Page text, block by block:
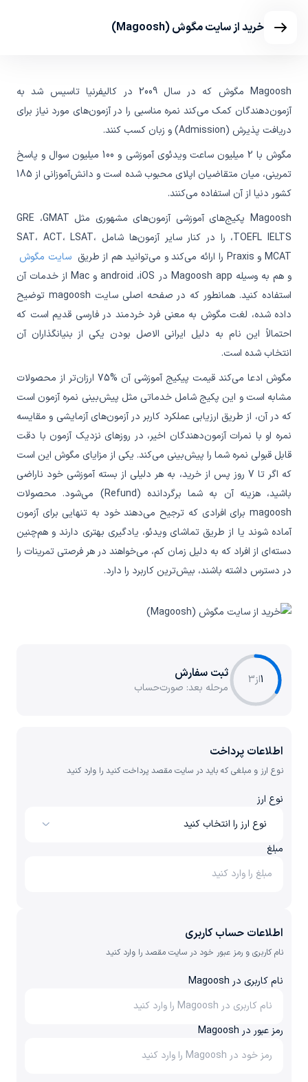
خرید از سایت مگوش (Magoosh)
Magoosh مگوش که در سال 2009 در کالیفرنیا تاسیس شد به
آزمون‌دهندگان کمک می‌کند نمره مناسبی را در آزمون‌های مورد نیاز برای
دریافت پذیرش (Admission) و زبان کسب کنند.
مگوش با 2 میلیون ساعت ویدئوی آموزشی و 100 میلیون سوال و پاسخ
تمرینی، میان متقاضیان اپلای محبوب شده است و دانش‌آموزانی از 185
کشور دنیا از آن استفاده می‌کنند.
Magoosh پکیج‌های آموزشی آزمون‌های مشهوری مثل GRE ،GMAT
،TOEFL IELTS را در کنار سایر آزمون‌ها شامل SAT، ACT، LSAT،
MCAT و Praxis را ارائه می‌کند و می‌توانید هم از طریق
سایت مگوش
و هم به وسیله Magoosh app در android ،iOS و Mac از خدمات آن
استفاده کنید. همانطور که در صفحه اصلی سایت magoosh توضیح
داده شده، لغت مگوش به معنی فرد خردمند در فارسی قدیم است که
احتمالاً این نام به دلیل ایرانی الاصل بودن یکی از بنیانگذاران آن
انتخاب شده است.
مگوش ادعا می‌کند قیمت پیکیج آموزشی آن %75 ارزان‌تر از محصولات
مشابه است و این پکیج شامل خدماتی مثل پیش‌بینی نمره آزمون است
که در آن، از طریق ارزیابی عملکرد کاربر در آزمون‌های آزمایشی و مقایسه
نمره او با نمرات آزمون‌دهندگان اخیر، در روزهای نزدیک آزمون با دقت
قابل قبولی نمره شما را پیش‌بینی می‌کند. یکی از مزایای مگوش این است
که اگر تا 7 روز پس از خرید، به هر دلیلی از بسته آموزشی خود ناراضی
باشید، هزینه‌ آن به شما برگردانده (Refund) می‌شود. محصولات
magoosh برای افرادی که ترجیح می‌دهند خود به تنهایی برای آزمون
آماده شوند یا از طریق تماشای ویدئو، یادگیری بهتری دارند و هم‌چنین
دسته‌ای از افراد که به دلیل زمان کم، می‌خواهند در هر فرصتی تمرینات را
در دسترس داشته باشند، بیش‌ترین کاربرد را دارد.
1از3 ثبت سفارش
مرحله بعد: صورت‌حساب
اطلاعات پرداخت
نوع ارز و مبلغی که باید در سایت مقصد پرداخت کنید را وارد کنید
نوع ارز
نوع ارز را انتخاب کنید
مبلغ
اطلاعات حساب کاربری
نام کاربری و رمز عبور خود در سایت مقصد را وارد کنید
نام کاربری در Magoosh
رمز عبور در Magoosh